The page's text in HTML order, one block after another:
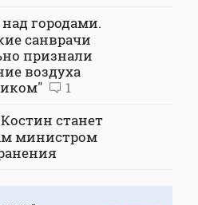
городами.
санврачи
признали
воздуха
1
станет
министром